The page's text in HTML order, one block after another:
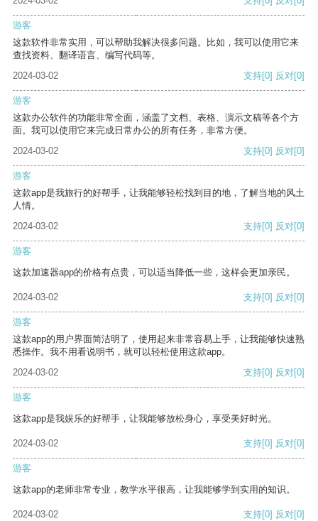
游客
这款软件非常实用，可以帮助我解决很多问题。比如，我可以使用它来
查找资料、翻译语言、编写代码等。
2024-03-02
支持[0] 反对[0]
游客
这款办公软件的功能非常全面，涵盖了文档、表格、演示文稿等各个方
面。我可以使用它来完成日常办公的所有任务，非常方便。
2024-03-02
支持[0] 反对[0]
游客
这款app是我旅行的好帮手，让我能够轻松找到目的地，了解当地的风土
人情。
2024-03-02
支持[0] 反对[0]
游客
这款加速器app的价格有点贵，可以适当降低一些，这样会更加亲民。
2024-03-02 支持[0] 反对[0]
游客
这款app的用户界面简洁明了，使用起来非常容易上手，让我能够快速熟
悉操作。我不用看说明书，就可以轻松使用这款app。
2024-03-02
支持[0] 反对[0]
游客
这款app是我娱乐的好帮手，让我能够放松身心，享受美好时光。
2024-03-02 支持[0] 反对[0]
游客
这款app的老师非常专业，教学水平很高，让我能够学到实用的知识。
2024-03-02 支持[0] 反对[0]